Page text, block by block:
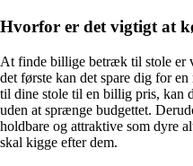
Hvorfor er det vigtigt at
At finde billige betræk til stole er
det første kan det spare dig for
til dine stole til en billig pris, kan
uden at sprænge budgettet.
holdbare og attraktive som dyre
skal kigge efter dem.